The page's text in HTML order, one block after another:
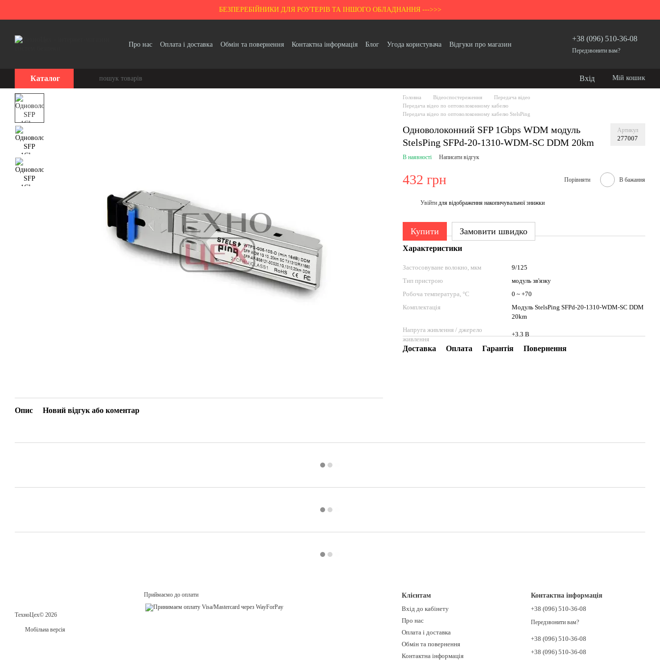
БЕЗПЕРЕБІЙНИКИ ДЛЯ РОУТЕРІВ ТА ІНШОГО ОБЛАДНАННЯ --->>>
Про нас Оплата і доставка Обмін та повернення Контактна інформація Блог Угода користувача
Відгуки про магазин
+38 (096) 510-36-08
Передзвонити вам?
Каталог Вхід Мій кошик
Опис Новий відгук або коментар
Головна Відеоспостереження
Передача відео
Передача відео по оптоволоконному кабелю
Передача відео по оптоволоконному кабелю StelsPing
Одноволоконний SFP 1Gbps WDM модуль
StelsPing SFPd-20-1310-WDM-SC DDM 20km
Артикул
277007
В наявності Написати відгук
432 грн Порівняти В бажання
Увійти для відображення накопичувальної знижки
Купити Замовити швидко
Характеристики
Застосовуване волокно, мкм
9/125
Тип пристрою
модуль зв'язку
Робоча температура, °C
0 ~ +70
Комплектація
Модуль StelsPing SFPd-20-1310-WDM-SC DDM
20km
Напруга живлення / джерело
живлення
+3.3 В
Доставка Оплата Гарантія Повернення
ТехноЦех© 2026
Мобільна версія
Приймаємо до оплати
Клієнтам
Вхід до кабінету
Про нас
Оплата і доставка
Обмін та повернення
Контактна інформація
Контактна інформація
+38 (096) 510-36-08
Передзвонити вам?
+38 (096) 510-36-08
+38 (096) 510-36-08